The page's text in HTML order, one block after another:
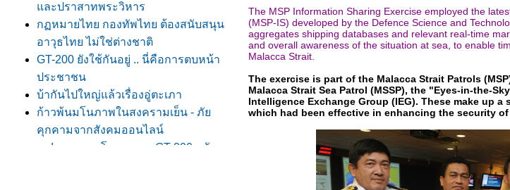
ละปราสาทพระวิหาร
กฏหมายไทย กองทัพไทย ต้องสนับสนุน
อาวุธไทย ไม่ใช่ต่างชาติ
GT-200 ยังใช้กันอยู่ .. นี่คือการตบหน้า
ประชาชน
บ้ากันไปใหญ่แล้วเรื่องอู่ตะเภา
ก้าวพ้นมโนภาพในสงครามเย็น - ภั
คุกคามจากสังคมออนไลน์
หา! รมต.กลาโหมจะเอา GT-200 กลับมา
The MSP Information Sharing Exercise employed the
(MSP-IS) developed by the Defence Science and
aggregates shipping databases and relevant real-time
and overall awareness of the situation at sea, to enable
Malacca Strait.
The exercise is part of the Malacca Strait Patrols
Malacca Strait Sea Patrol (MSSP), the "Eyes-in-the-
Intelligence Exchange Group (IEG). These make up
which had been effective in enhancing the security